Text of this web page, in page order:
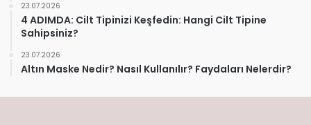
23.07.2026
4 ADIMDA: Cilt Tipinizi Keşfedin: Hangi Cilt Tipine
Sahipsiniz?
23.07.2026
Altın Maske Nedir? Nasıl Kullanılır? Faydaları Nelerdir?